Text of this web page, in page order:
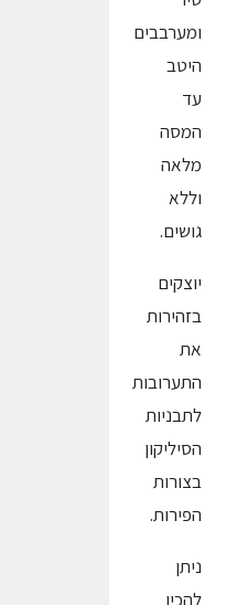
ומערבבים
היטב
עד
המסה
מלאה
וללא
גושים.
יוצקים
בזהירות
את
התערובות
לתבניות
הסיליקון
בצורות
הפירות.
ניתן
להכין